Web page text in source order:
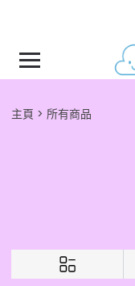
主頁 所有商品